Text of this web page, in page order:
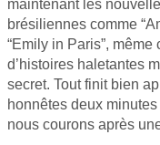
maintenant les
brésiliennes comme
“Emily in Paris”,
d’histoires haletantes
secret. Tout finit bien
honnêtes deux
nous courons après